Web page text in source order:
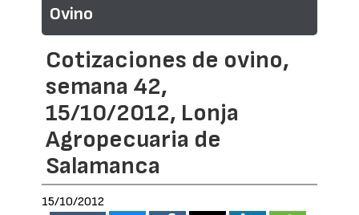
Ovino
Cotizaciones de ovino,
semana 42,
15/10/2012, Lonja
Agropecuaria de
Salamanca
15/10/2012